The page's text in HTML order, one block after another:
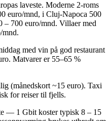
laveste. Moderne 2-roms
euro/mnd, i Cluj-Napoca 500
– 700 euro/mnd. Villaer med
mnd.
med vin på god restaurant
Matvarer er 55–65 %
(månedskort ~15 euro). Taxi
for reiser til fjells.
— 1 Gbit koster typisk 8 – 15